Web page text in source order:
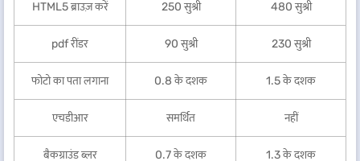
HTML5 ब्राउज़ करें 250 सुश्री 480 सुश्री
pdf रींडर 90 सुश्री 230 सुश्री
फोटो का पता लगाना 0.8 के दशक 1.5 के दशक
एचडीआर समर्थित नहीं
बैकग्राउंड ब्लर 0.7 के दशक 1.3 के दशक